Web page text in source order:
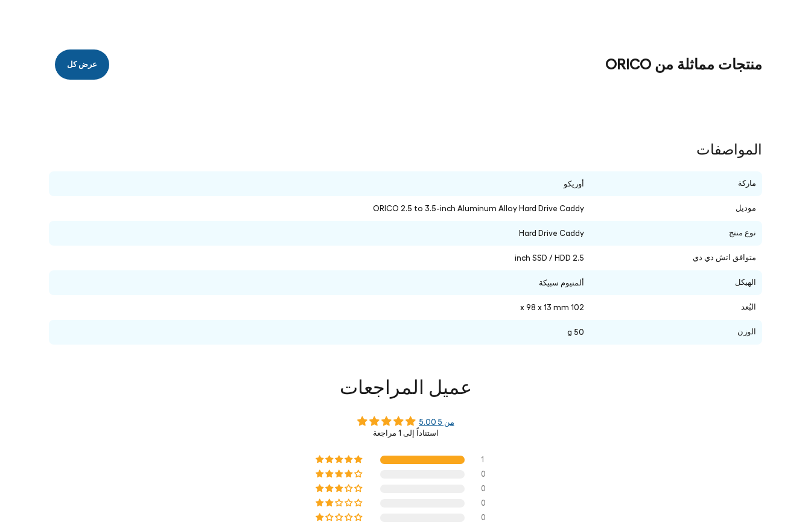
منتجات مماثلة من ORICO عرض كل
المواصفات
ماركة أوريكو
موديل ORICO 2.5 to 3.5-inch Aluminum Alloy Hard Drive Caddy
نوع منتج Hard Drive Caddy
متوافق اتش دي دي 2.5 inch SSD / HDD
الهيكل ألمنيوم سبيكة
البُعد 102 x 98 x 13 mm
الوزن 50 g
عميل المراجعات
5.00 من 5
استناداً إلى 1 مراجعة
1
0
0
0
0